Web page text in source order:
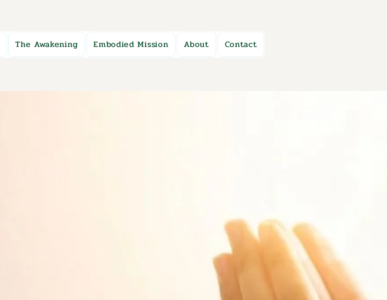
The Awakening Embodied Mission About Contact